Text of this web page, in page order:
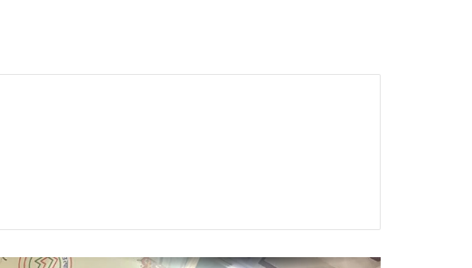
और राष्ट्रीय एकता का अद्भुत संगम
महावीर को बनाया युवाचार्य